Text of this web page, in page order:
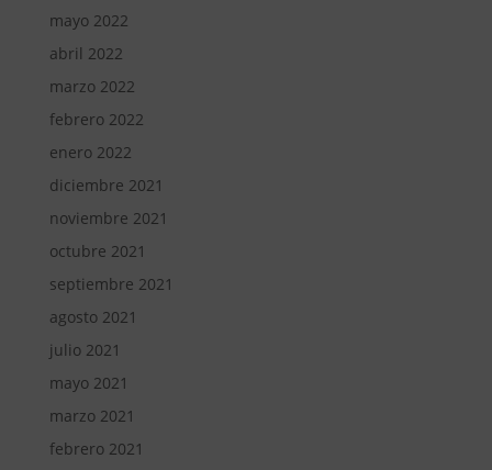
mayo 2022
abril 2022
marzo 2022
febrero 2022
enero 2022
diciembre 2021
noviembre 2021
octubre 2021
septiembre 2021
agosto 2021
julio 2021
mayo 2021
marzo 2021
febrero 2021